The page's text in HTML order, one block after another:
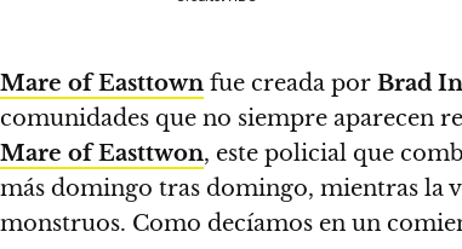
Mare of Easttown fue creada por Brad
comunidades que no siempre aparecen
Mare of Easttwon, este policial que
más domingo tras domingo, mientras la
monstruos. Como decíamos en un